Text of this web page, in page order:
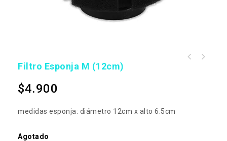
Filtro Esponja M (12cm)
$4.900
medidas esponja: diámetro 12cm x alto 6.5cm
Agotado